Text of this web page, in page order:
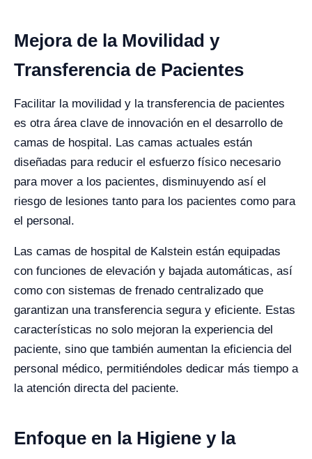
Mejora de la Movilidad y
Transferencia de Pacientes
Facilitar la movilidad y la transferencia de pacientes
es otra área clave de innovación en el desarrollo de
camas de hospital. Las camas actuales están
diseñadas para reducir el esfuerzo físico necesario
para mover a los pacientes, disminuyendo así el
riesgo de lesiones tanto para los pacientes como para
el personal.
Las camas de hospital de Kalstein están equipadas
con funciones de elevación y bajada automáticas, así
como con sistemas de frenado centralizado que
garantizan una transferencia segura y eficiente. Estas
características no solo mejoran la experiencia del
paciente, sino que también aumentan la eficiencia del
personal médico, permitiéndoles dedicar más tiempo a
la atención directa del paciente.
Enfoque en la Higiene y la